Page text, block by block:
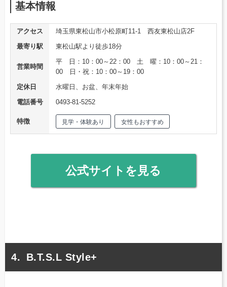
基本情報
アクセス
埼玉県東松山市小松原町11-1 西友東松山店2F
最寄り駅
東松山駅より徒歩18分
営業時間
平 日：10：00～22：00 土 曜：10：00～21：
00 日・祝：10：00～19：00
定休日
水曜日、お盆、年末年始
電話番号
0493-81-5252
特徴 見学・体験あり 女性もおすすめ
公式サイトを見る
B.T.S.L Style+